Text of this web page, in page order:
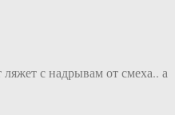
с надрывам от смеха.. а